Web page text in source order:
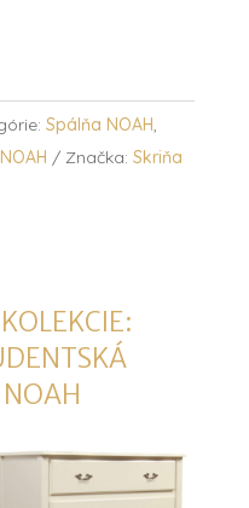
Spálňa NOAH,
Značka: Skriňa